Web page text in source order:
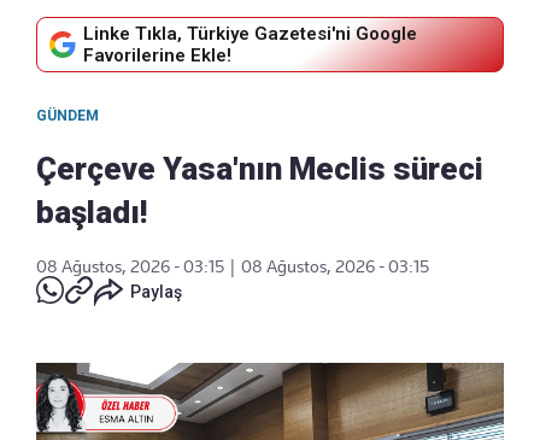
Linke Tıkla, Türkiye Gazetesi'ni Google
Favorilerine Ekle!
GÜNDEM
Çerçeve Yasa'nın Meclis süreci
başladı!
08 Ağustos, 2026 - 03:15
08 Ağustos, 2026 - 03:15
Paylaş